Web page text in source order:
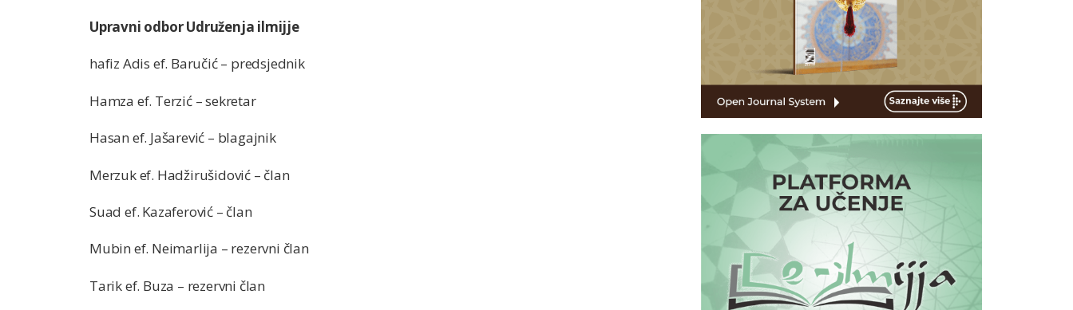
Upravni odbor Udruženja ilmijje
hafiz Adis ef. Baručić – predsjednik
Hamza ef. Terzić – sekretar
Hasan ef. Jašarević – blagajnik
Merzuk ef. Hadžirušidović – član
Suad ef. Kazaferović – član
Mubin ef. Neimarlija – rezervni član
Tarik ef. Buza – rezervni član